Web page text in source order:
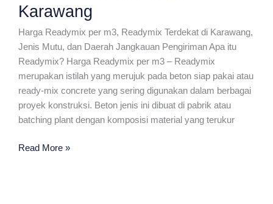
Karawang
Harga Readymix per m3, Readymix Terdekat di Karawang,
Jenis Mutu, dan Daerah Jangkauan Pengiriman Apa itu
Readymix? Harga Readymix per m3 – Readymix
merupakan istilah yang merujuk pada beton siap pakai atau
ready-mix concrete yang sering digunakan dalam berbagai
proyek konstruksi. Beton jenis ini dibuat di pabrik atau
batching plant dengan komposisi material yang terukur
Readymix
Read More »